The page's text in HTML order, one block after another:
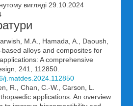
вигляді 29.10.2024
M.A., Hamada, A., Daoush,
alloys and composites for
A comprehensive
241, 112850.
j.matdes.2024.112850
R., Chan, C.-W., Carson, L.
applications: An overview